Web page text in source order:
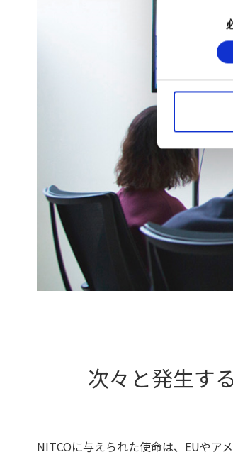
同
の
選
次々と発生す
NITCOに与えられた使命は、EUやア